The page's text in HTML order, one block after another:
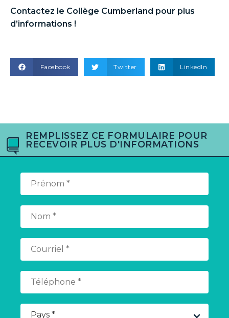
Contactez le Collège Cumberland pour plus
d’informations !
Facebook Twitter LinkedIn
REMPLISSEZ CE FORMULAIRE POUR
RECEVOIR PLUS D'INFORMATIONS